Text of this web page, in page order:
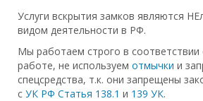
Услуги вскрытия замков являются
видом деятельности в РФ.
Мы работаем строго в
работе, не используем отмычки и
спецсредства, т.к. они запрещены
с УК РФ Статья 138.1 и 139 УК.